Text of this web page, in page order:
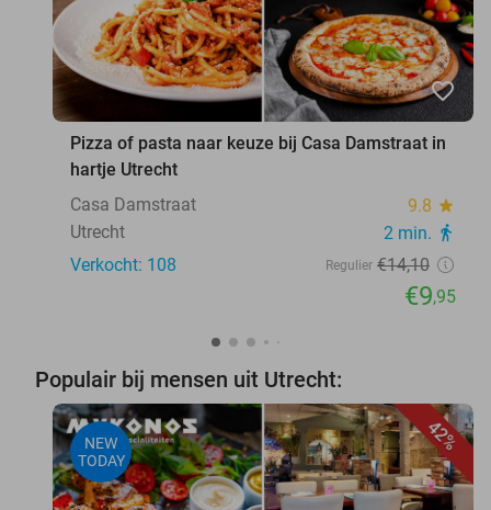
favorite_border
Pizza of pasta naar keuze bij Casa Damstraat in
hartje Utrecht
Casa Damstraat
9.8 star
Utrecht 2 min. directions_walk
Verkocht: 108 Regulier €14,10
€9,95
Populair bij mensen uit Utrecht:
42%
NEW
TODAY